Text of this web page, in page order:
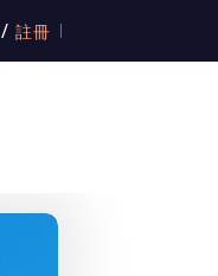
/ 註冊